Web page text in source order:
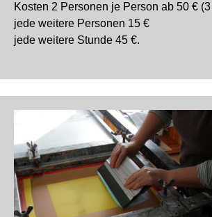
Kosten 2 Personen je Person ab 50 €
jede weitere Personen 15 €
jede weitere Stunde 45 €.